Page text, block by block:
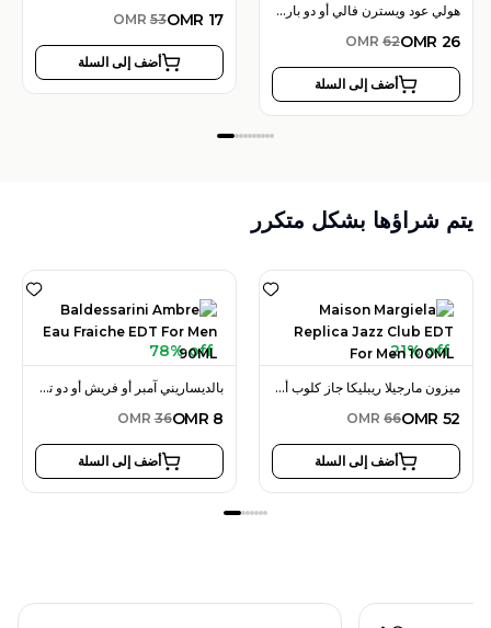
OMR 17
OMR 53
أضف إلى السلة
هولي عود ويسترن فالي أو دو بارفان 100 مل للجنسين
OMR 26
OMR 62
أضف إلى السلة
يتم شراؤها بشكل متكرر
78% off
بالديساريني آمبر أو فريش أو دو تواليت 90 مل للرجال
OMR 8
OMR 36
أضف إلى السلة
21% off
ميزون مارجيلا ريبليكا جاز كلوب أو دو تواليت 100 مل للرجال
OMR 52
OMR 66
أضف إلى السلة